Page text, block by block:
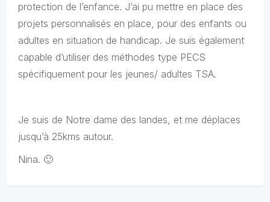
protection de l’enfance. J’ai pu mettre en place des
projets personnalisés en place, pour des enfants ou
adultes en situation de handicap. Je suis également
capable d’utiliser des méthodes type PECS
spécifiquement pour les jeunes/ adultes TSA.
Je suis de Notre dame des landes, et me déplaces
jusqu’à 25kms autour.
Nina. 🙂